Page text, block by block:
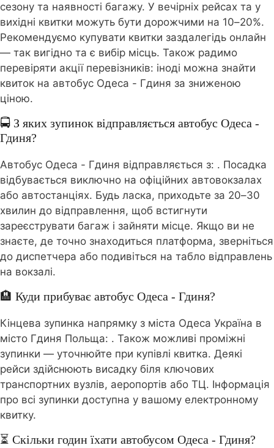
сезону та наявності багажу. У вечірніх рейсах та у
вихідні квитки можуть бути дорожчими на 10–20%.
Рекомендуємо купувати квитки заздалегідь онлайн
— так вигідно та є вибір місць. Також радимо
перевіряти акції перевізників: іноді можна знайти
квиток на автобус Одеса - Гдиня за зниженою
ціною.
🚍 З яких зупинок відправляється автобус Одеса -
Гдиня?
Автобус Одеса - Гдиня відправляється з: . Посадка
відбувається виключно на офіційних автовокзалах
або автостанціях. Будь ласка, приходьте за 20–30
хвилин до відправлення, щоб встигнути
зареєструвати багаж і зайняти місце. Якщо ви не
знаєте, де точно знаходиться платформа, зверніться
до диспетчера або подивіться на табло відправлень
на вокзалі.
🏨 Куди прибуває автобус Одеса - Гдиня?
Кінцева зупинка напрямку з міста Одеса Україна в
місто Гдиня Польща: . Також можливі проміжні
зупинки — уточнюйте при купівлі квитка. Деякі
рейси здійснюють висадку біля ключових
транспортних вузлів, аеропортів або ТЦ. Інформація
про всі зупинки доступна у вашому електронному
квитку.
⏳ Скільки годин їхати автобусом Одеса - Гдиня?